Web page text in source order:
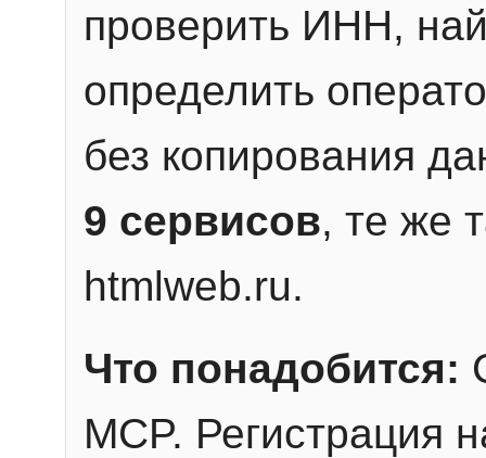
проверить ИНН,
определить
без копирования
9 сервисов, те же
htmlweb.ru.
Что понадобится:
MCP. Регистрация